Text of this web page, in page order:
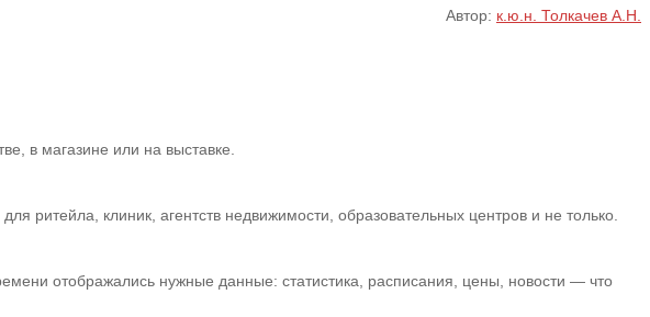
Автор: к.ю.н. Толкачев А.Н.
в магазине или на выставке.
клиник, агентств недвижимости, образовательных центров и не только.
отображались нужные данные: статистика, расписания, цены, новости — что